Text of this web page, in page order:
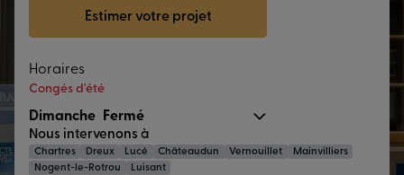
Estimer votre projet
Horaires
Congés d'été
Dimanche Fermé
Nous intervenons à
Chartres Dreux Lucé Châteaudun Vernouillet
Mainvilliers
Nogent-le-Rotrou
Luisant